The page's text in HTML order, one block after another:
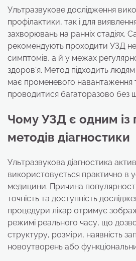
Ультразвукове дослідження
профілактики, так і для
захворювань на ранніх стадіях.
рекомендують проходити УЗД
симптомів, а й у межах
здоров’я. Метод підходить
має променевого
проводитися багаторазово без
Чому УЗД є одним із
методів діагностики
Ультразвукова діагностика
використовується практично в
медицини. Причина
точність та доступність
процедури лікар отримує
режимі реального часу, що
структуру, розміри, наявність
новоутворень або